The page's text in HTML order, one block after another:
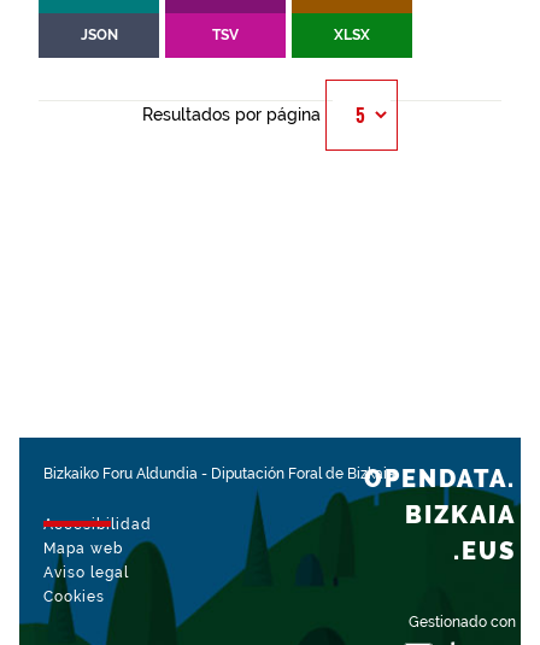
JSON TSV XLSX
Resultados por página
Bizkaiko Foru Aldundia - Diputación Foral de Bizkaia
Accesibilidad
Mapa web
Aviso legal
Cookies
Gestionado con
OPENDATA.
BIZKAIA
.EUS